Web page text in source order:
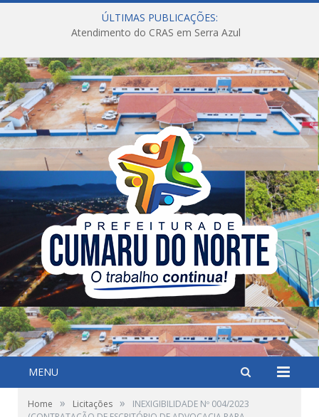
ÚLTIMAS PUBLICAÇÕES:
Atendimento do CRAS em Serra Azul
MENU
Home » Licitações »
INEXIGIBILIDADE Nº 004/2023